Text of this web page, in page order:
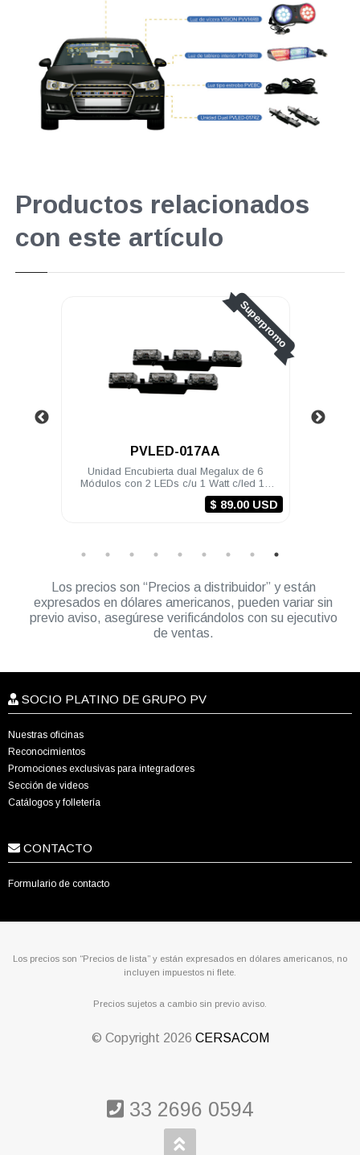
Productos relacionados
con este artículo
PVLED-006R
Módulo preventivo PV tipo plafón de 4 LED
12 VDC color Rojo (requiere brida)
Los precios son “Precios a distribuidor” y están
expresados en dólares americanos, pueden variar sin
previo aviso, asegúrese verificándolos con su ejecutivo
de ventas.
SOCIO PLATINO DE GRUPO PV
Nuestras oficinas
Reconocimientos
Promociones exclusivas para integradores
Sección de videos
Catálogos y folletería
CONTACTO
Formulario de contacto
Los precios son “Precios de lista” y están expresados en dólares americanos, no
incluyen impuestos ni flete.
Precios sujetos a cambio sin previo aviso.
© Copyright 2026 CERSACOM
33 2696 0594